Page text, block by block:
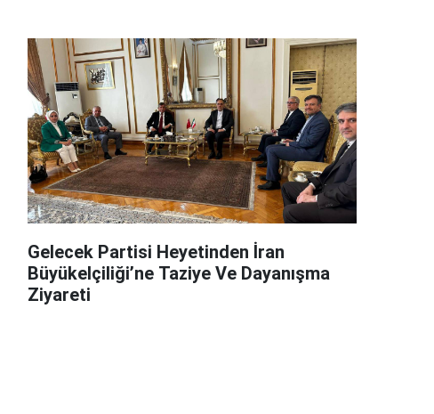
Gelecek Partisi Heyetinden İran
Büyükelçiliği’ne Taziye Ve Dayanışma
Ziyareti